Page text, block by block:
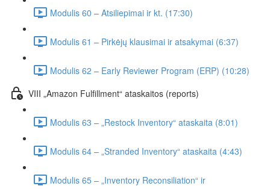
Modulis 60 – Atsiliepimai ir kt. (17:30)
Modulis 61 – Pirkėjų klausimai ir atsakymai (6:37)
Modulis 62 – Early Reviewer Program (ERP) (10:28)
VIII „Amazon Fulfillment“ ataskaitos (reports)
Modulis 63 – „Restock Inventory“ ataskaita (8:01)
Modulis 64 – „Stranded Inventory“ ataskaita (4:43)
Modulis 65 – „Inventory Reconsiliation“ ir